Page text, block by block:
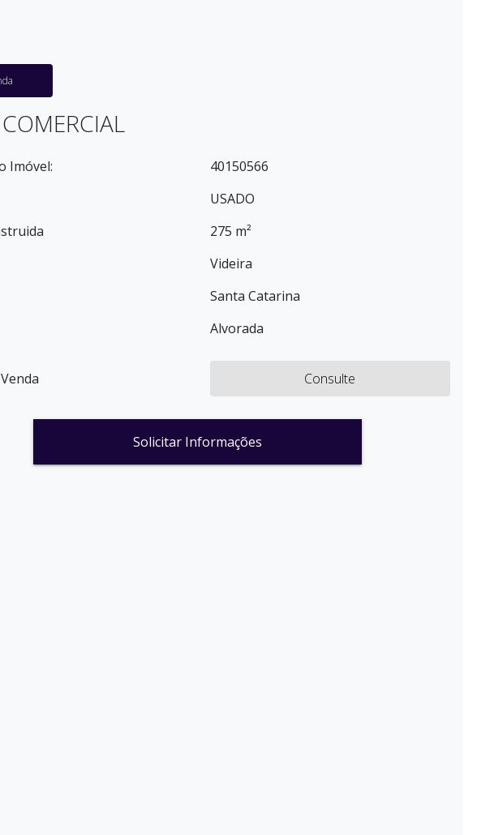
Imóvel:
40150566
USADO
275 m²
Videira
Santa Catarina
Alvorada
Consulte
Solicitar Informações